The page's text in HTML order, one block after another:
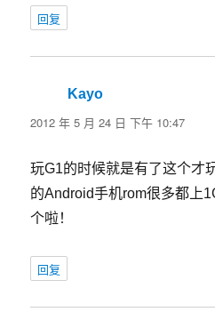
回复
Kayo
道：
2012 年 5 月 24 日 下午 10:47
玩G1的时候就是有了这个才
的Android手机rom很多都上
个啦！
回复